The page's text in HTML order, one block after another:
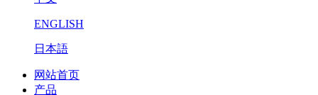
ENGLISH
日本語
网站首页
产品